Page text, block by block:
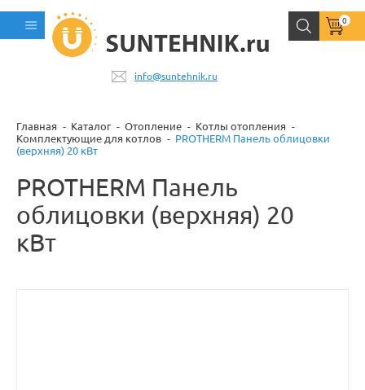
info@suntehnik.ru
0
Главная Каталог Отопление
Котлы отопления
Комплектующие для котлов
PROTHERM Панель облицовки
(верхняя) 20 кВт
PROTHERM Панель
облицовки (верхняя) 20
кВт